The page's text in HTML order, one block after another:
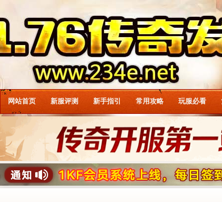
网站首页 新服评测 新手指引 常用攻略 玩服必看